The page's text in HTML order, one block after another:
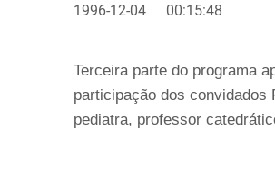
1996-12-04 00:15:48
Terceira parte do programa
participação dos convidados
pediatra, professor